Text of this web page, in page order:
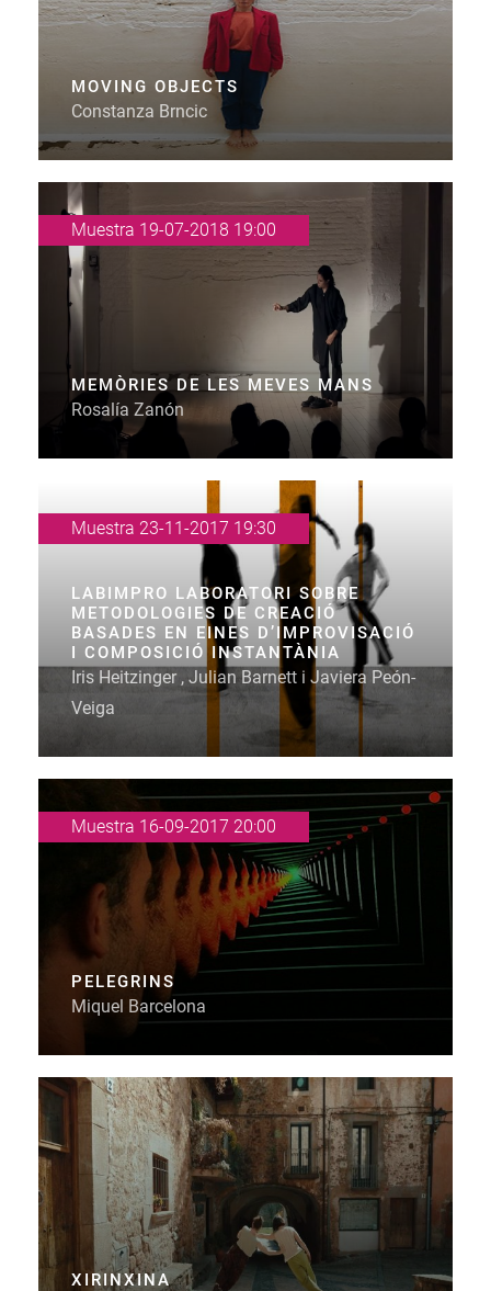
MOVING OBJECTS
Constanza Brncic
Muestra 19-07-2018 19:00
MEMÒRIES DE LES MEVES MANS
Rosalía Zanón
Muestra 23-11-2017 19:30
LABIMPRO LABORATORI SOBRE
METODOLOGIES DE CREACIÓ
BASADES EN EINES D’IMPROVISACIÓ
I COMPOSICIÓ INSTANTÀNIA
Iris Heitzinger , Julian Barnett i Javiera Peón-
Veiga
Muestra 16-09-2017 20:00
PELEGRINS
Miquel Barcelona
XIRINXINA